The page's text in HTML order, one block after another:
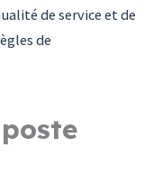
de service et de
de